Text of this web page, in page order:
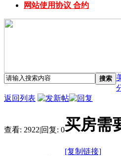
网站使用协议 合约
搜索
返回列表
查看: 2922|回复: 0买房需
[复制链接]